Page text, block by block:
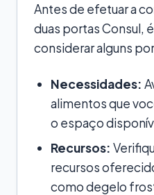
Antes de efetuar a
duas portas Consul,
considerar alguns
Necessidades:
alimentos que
o espaço
Recursos:
recursos
como degelo